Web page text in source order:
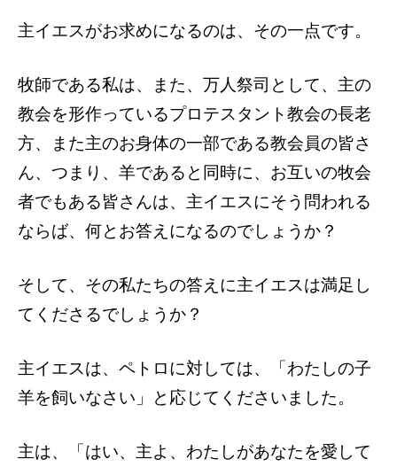
主イエスがお求めになるのは、その一点です。
牧師である私は、また、万人祭司として、主の
教会を形作っているプロテスタント教会の長老
方、また主のお身体の一部である教会員の皆さ
ん、つまり、羊であると同時に、お互いの牧会
者でもある皆さんは、主イエスにそう問われる
ならば、何とお答えになるのでしょうか？
そして、その私たちの答えに主イエスは満足し
てくださるでしょうか？
主イエスは、ペトロに対しては、「わたしの子
羊を飼いなさい」と応じてくださいました。
主は、「はい、主よ、わたしがあなたを愛して